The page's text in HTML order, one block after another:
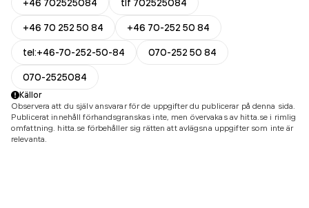
+46 702525084
tlf 702525084
+46 70 252 50 84
+46 70-252 50 84
tel:+46-70-252-50-84
070-252 50 84
070-2525084
Källor
Observera att du själv ansvarar för de uppgifter du publicerar på denna sida.
Publicerat innehåll förhandsgranskas inte, men övervakas av hitta.se i rimlig
omfattning. hitta.se förbehåller sig rätten att avlägsna uppgifter som inte är
relevanta.